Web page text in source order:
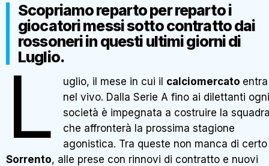
Scopriamo reparto per reparto i
giocatori messi sotto contratto dai
rossoneri in questi ultimi giorni di
Luglio.
L uglio, il mese in cui il calciomercato entra
nel vivo. Dalla Serie A fino ai dilettanti
società è impegnata a costruire la
che affronterà la prossima stagione
agonistica. Tra queste non manca di
Sorrento, alle prese con rinnovi di contratto e nuovi